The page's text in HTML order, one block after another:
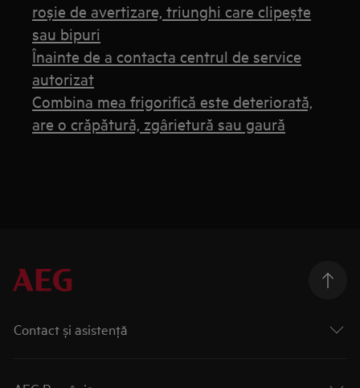
roșie de avertizare, triunghi care clipește
sau bipuri
Înainte de a contacta centrul de service
autorizat
Combina mea frigorifică este deteriorată,
are o crăpătură, zgârietură sau gaură
Contact și asistenţă